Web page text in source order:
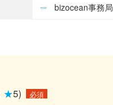
bizocean事務局
★5) 必須